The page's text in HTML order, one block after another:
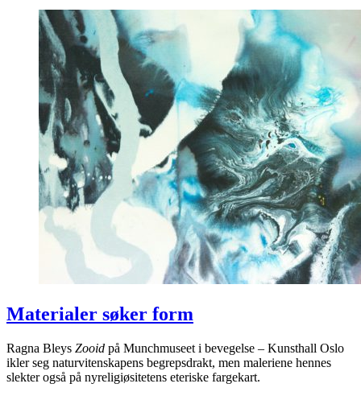
Materialer søker form
Ragna Bleys Zooid på Munchmuseet i bevegelse – Kunsthall Oslo
ikler seg naturvitenskapens begrepsdrakt, men maleriene hennes
slekter også på nyreligiøsitetens eteriske fargekart.